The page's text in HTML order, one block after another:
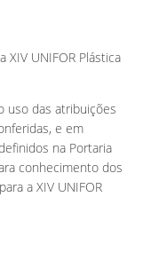
XIV UNIFOR Plástica
uso das atribuições
e em
na Portaria
conhecimento dos
a XIV UNIFOR